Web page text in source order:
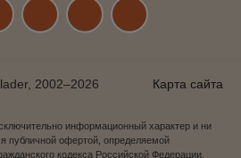
2002–2026 Карта сайта
информационный характер и ни
публичной офертой, определяемой
кодекса Российской Федерации.